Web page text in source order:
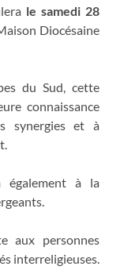
le samedi 28
Diocésaine
du Sud, cette
connaissance
synergies et à
également à la
aux personnes
interreligieuses.